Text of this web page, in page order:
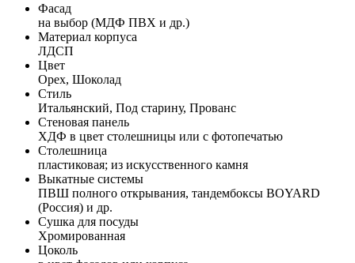
Фасад
на выбор (МДФ ПВХ и др.)
Материал корпуса
ЛДСП
Цвет
Орех, Шоколад
Стиль
Итальянский, Под старину, Прованс
Стеновая панель
ХДФ в цвет столешницы или с фотопечатью
Столешница
пластиковая; из искусственного камня
Выкатные системы
ПВШ полного открывания, тандембоксы BOYARD
(Россия) и др.
Сушка для посуды
Хромированная
Цоколь